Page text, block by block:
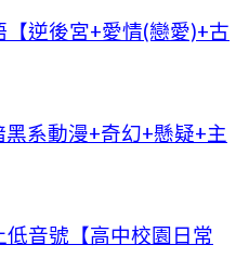
【逆後宮+愛情(戀愛)+古
黑系動漫+奇幻+懸疑+主
低音號【高中校園日常